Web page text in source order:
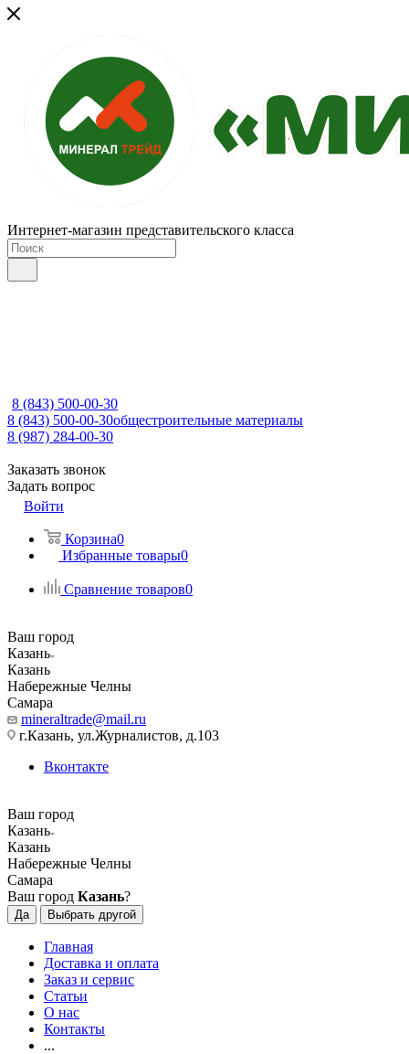
Интернет-магазин представительского класса
8 (843) 500-00-30
8 (843) 500-00-30общестроительные материалы
8 (987) 284-00-30
Заказать звонок
Задать вопрос
Войти
Корзина0
Избранные товары0
Сравнение товаров0
Ваш город
Казань
Казань
Набережные Челны
Самара
mineraltrade@mail.ru
г.Казань, ул.Журналистов, д.103
Вконтакте
Ваш город
Казань
Казань
Набережные Челны
Самара
Ваш город Казань?
Да Выбрать другой
Главная
Доставка и оплата
Заказ и сервис
Статьи
О нас
Контакты
...